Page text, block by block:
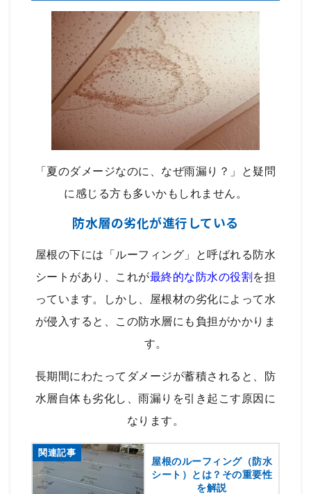
「夏のダメージなのに、なぜ雨漏り？」と疑問
に感じる方も多いかもしれません。
防水層の劣化が進行している
屋根の下には「ルーフィング」と呼ばれる防水
シートがあり、これが最終的な防水の役割 を担
っています。しかし、屋根材の劣化によって水
が侵入すると、この防水層にも負担がかかりま
す。
長期間にわたってダメージが蓄積されると、防
水層自体も劣化し、雨漏りを引き起こす原因に
なります。
関連記事
屋根のルーフィング（防水
シート）とは？その重要性
を解説